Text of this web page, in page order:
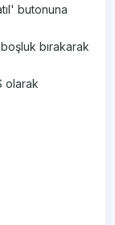
butonuna
bırakarak
olarak